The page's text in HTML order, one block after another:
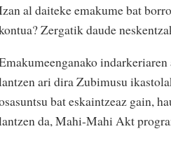
al daiteke emakume bat
Zergatik daude
ari dira Zubimusu
bat eskaintzeaz gain,
da, Mahi-Mahi Akt